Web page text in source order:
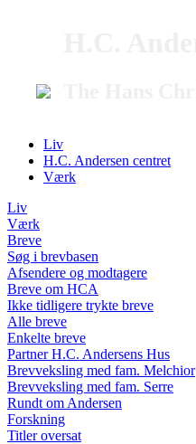
Liv
H.C. Andersen centret
Værk
Liv
Værk
Breve
Søg i brevbasen
Afsendere og modtagere
Breve om HCA
Ikke tidligere trykte breve
Alle breve
Enkelte breve
Partner H.C. Andersens Hus
Brevveksling med fam. Melchior
Brevveksling med fam. Serre
Rundt om Andersen
Forskning
Titler oversat